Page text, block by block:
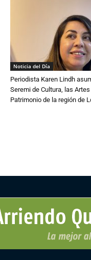
Noticia del Día
Periodista Karen Lindh
Seremi de Cultura, las Artes
Patrimonio de la región de